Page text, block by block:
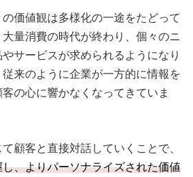
価値観は多様化の一途をたどって
量消費の時代が終わり、個々のニ
サービスが求められるようになり
来のように企業が一方的に情報を
の心に響かなくなってきていま
顧客と直接対話していくことで、
、よりパーソナライズされた価値